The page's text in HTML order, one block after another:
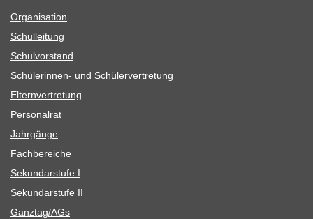
Orga­ni­sa­tion
Schul­lei­tung
Schul­vor­stand
Schü­le­rin­nen- und Schülervertretung
Eltern­ver­tre­tung
Per­so­nal­rat
Jahr­gänge
Fach­be­rei­che
Sekun­dar­stufe I
Sekun­dar­stufe II
Ganztag/​​AGs